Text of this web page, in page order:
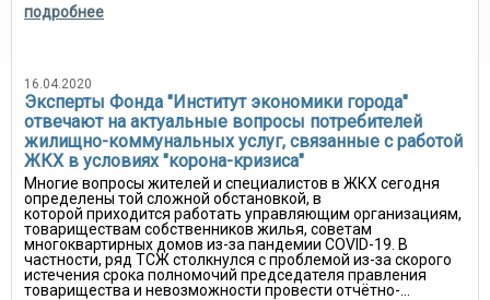
подробнее
16.04.2020
Эксперты Фонда "Институт экономики города"
отвечают на актуальные вопросы потребителей
жилищно-коммунальных услуг, связанные с работой
ЖКХ в условиях "корона-кризиса"
Многие вопросы жителей и специалистов в ЖКХ сегодня
определены той сложной обстановкой, в
которой приходится работать управляющим организациям,
товариществам собственников жилья, советам
многоквартирных домов из-за пандемии COVID-19. В
частности, ряд ТСЖ столкнулся с проблемой из-за скорого
истечения срока полномочий председателя правления
товарищества и невозможности провести отчётно-...